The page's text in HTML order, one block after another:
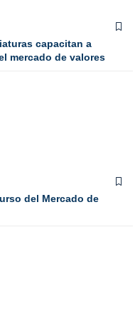
capacitan a
mercado de valores
del Mercado de